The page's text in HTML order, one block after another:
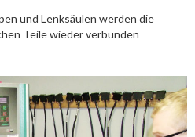
und Lenksäulen werden die
Teile wieder verbunden